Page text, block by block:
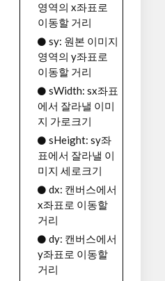
영역의 x좌표로
이동할 거리
sy: 원본 이미지
영역의 y좌표로
이동할 거리
sWidth: sx좌표
에서 잘라낼 이미
지 가로크기
sHeight: sy좌
표에서 잘라낼 이
미지 세로크기
dx: 캔버스에서
x좌표로 이동할
거리
dy: 캔버스에서
y좌표로 이동할
거리